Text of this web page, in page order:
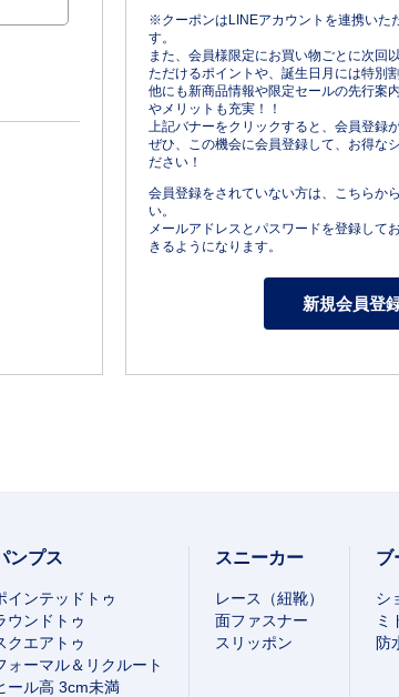
※クーポンはLINEアカウントを連携いた
す。
また、会員様限定にお買い物ごとに次回
ただけるポイントや、誕生日月には特別
他にも新商品情報や限定セールの先行案
やメリットも充実！！
上記バナーをクリックすると、会員登録
ぜひ、この機会に会員登録して、お得な
ださい！
会員登録をされていない方は、こちらか
い。
メールアドレスとパスワードを登録して
きるようになります。
ンプス
インテッドトゥ
ウンドトゥ
クエアトゥ
ォーマル＆リクルート
ール高 3cm未満
スニーカー
レース（紐靴）
面ファスナー
スリッポン
ブ
シ
ミ
防